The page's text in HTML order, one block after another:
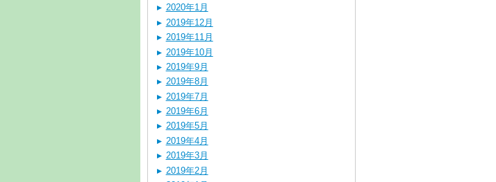
2020年1月
2019年12月
2019年11月
2019年10月
2019年9月
2019年8月
2019年7月
2019年6月
2019年5月
2019年4月
2019年3月
2019年2月